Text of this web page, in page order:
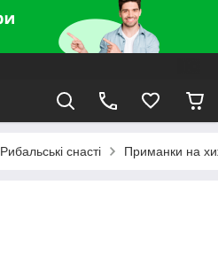
Рибальські снасті Приманки на